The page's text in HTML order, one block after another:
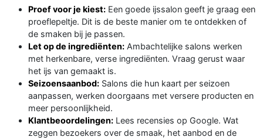
Proef voor je kiest: Een goede ijssalon geeft je graag een
proeflepeltje. Dit is de beste manier om te ontdekken of
de smaken bij je passen.
Let op de ingrediënten: Ambachtelijke salons werken
met herkenbare, verse ingrediënten. Vraag gerust waar
het ijs van gemaakt is.
Seizoensaanbod: Salons die hun kaart per seizoen
aanpassen, werken doorgaans met versere producten en
meer persoonlijkheid.
Klantbeoordelingen: Lees recensies op Google. Wat
zeggen bezoekers over de smaak, het aanbod en de